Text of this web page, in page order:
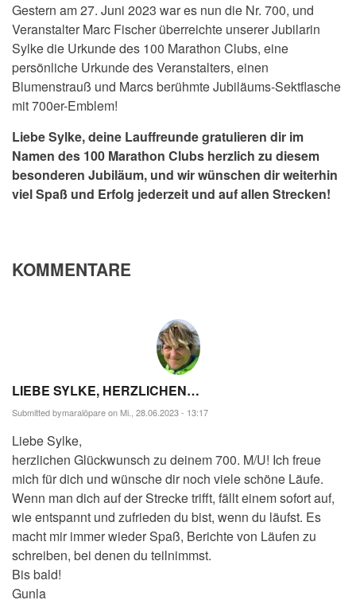
Gestern am 27. Juni 2023 war es nun die Nr. 700, und
Veranstalter Marc Fischer überreichte unserer Jubilarin
Sylke die Urkunde des 100 Marathon Clubs, eine
persönliche Urkunde des Veranstalters, einen
Blumenstrauß und Marcs berühmte Jubiläums-Sektflasche
mit 700er-Emblem!
Liebe Sylke, deine Lauffreunde gratulieren dir im
Namen des 100 Marathon Clubs herzlich zu diesem
besonderen Jubiläum, und wir wünschen dir weiterhin
viel Spaß und Erfolg jederzeit und auf allen Strecken!
KOMMENTARE
LIEBE SYLKE, HERZLICHEN…
Submitted bymaralöpareon Mi., 28.06.2023 - 13:17
Liebe Sylke,
herzlichen Glückwunsch zu deinem 700. M/U! Ich freue
mich für dich und wünsche dir noch viele schöne Läufe.
Wenn man dich auf der Strecke trifft, fällt einem sofort auf,
wie entspannt und zufrieden du bist, wenn du läufst. Es
macht mir immer wieder Spaß, Berichte von Läufen zu
schreiben, bei denen du teilnimmst.
Bis bald!
Gunla